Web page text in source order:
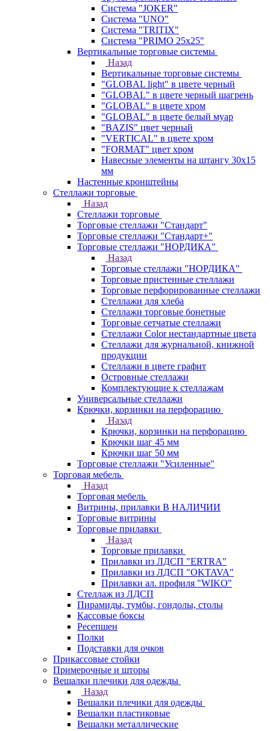
Система "JOKER"
Система "UNO"
Система "TRITIX"
Система "PRIMO 25х25"
Вертикальные торговые системы
Назад
Вертикальные торговые системы
"GLOBAL light" в цвете черный
"GLOBAL" в цвете черный шагрень
"GLOBAL" в цвете хром
"GLOBAL" в цвете белый муар
"BAZIS" цвет черный
"VERTICAL" в цвете хром
"FORMAT" цвет хром
Навесные элементы на штангу 30х15
мм
Настенные кронштейны
Стеллажи торговые
Назад
Стеллажи торговые
Торговые стеллажи "Стандарт"
Торговые стеллажи "Стандарт+"
Торговые стеллажи "НОРДИКА"
Назад
Торговые стеллажи "НОРДИКА"
Торговые пристенные стеллажи
Торговые перфорированные стеллажи
Стеллажи для хлеба
Стеллажи торговые бонетные
Торговые сетчатые стеллажи
Стеллажи Color нестандартные цвета
Стеллажи для журнальной, книжной
продукции
Стеллажи в цвете графит
Островные стеллажи
Комплектующие к стеллажам
Универсальные стеллажи
Крючки, корзинки на перфорацию
Назад
Крючки, корзинки на перфорацию
Крючки шаг 45 мм
Крючки шаг 50 мм
Торговые стеллажи "Усиленные"
Торговая мебель
Назад
Торговая мебель
Витрины, прилавки В НАЛИЧИИ
Торговые витрины
Торговые прилавки
Назад
Торговые прилавки
Прилавки из ЛДСП "ERTRA"
Прилавки из ЛДСП "OKTAVA"
Прилавки ал. профиля "WIKO"
Стеллаж из ЛДСП
Пирамиды, тумбы, гондолы, столы
Кассовые боксы
Ресепшен
Полки
Подставки для очков
Прикассовые стойки
Примерочные и шторы
Вешалки плечики для одежды
Назад
Вешалки плечики для одежды
Вешалки пластиковые
Вешалки металлические